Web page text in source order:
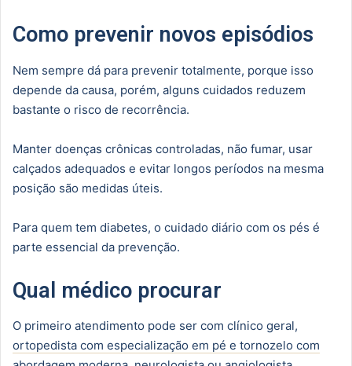
Como prevenir novos episódios
Nem sempre dá para prevenir totalmente, porque isso
depende da causa, porém, alguns cuidados reduzem
bastante o risco de recorrência.
Manter doenças crônicas controladas, não fumar, usar
calçados adequados e evitar longos períodos na mesma
posição são medidas úteis.
Para quem tem diabetes, o cuidado diário com os pés é
parte essencial da prevenção.
Qual médico procurar
O primeiro atendimento pode ser com clínico geral,
ortopedista com especialização em pé e tornozelo com